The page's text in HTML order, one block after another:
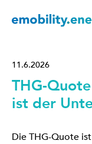
11.6.2026
THG-
ist der
Die THG-Quote